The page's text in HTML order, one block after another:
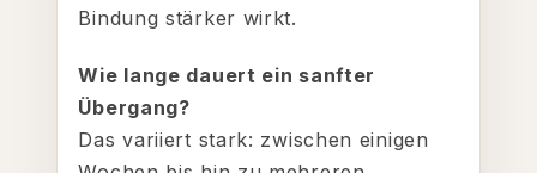
Bindung stärker wirkt.
Wie lange dauert ein sanfter
Übergang?
Das variiert stark: zwischen einigen